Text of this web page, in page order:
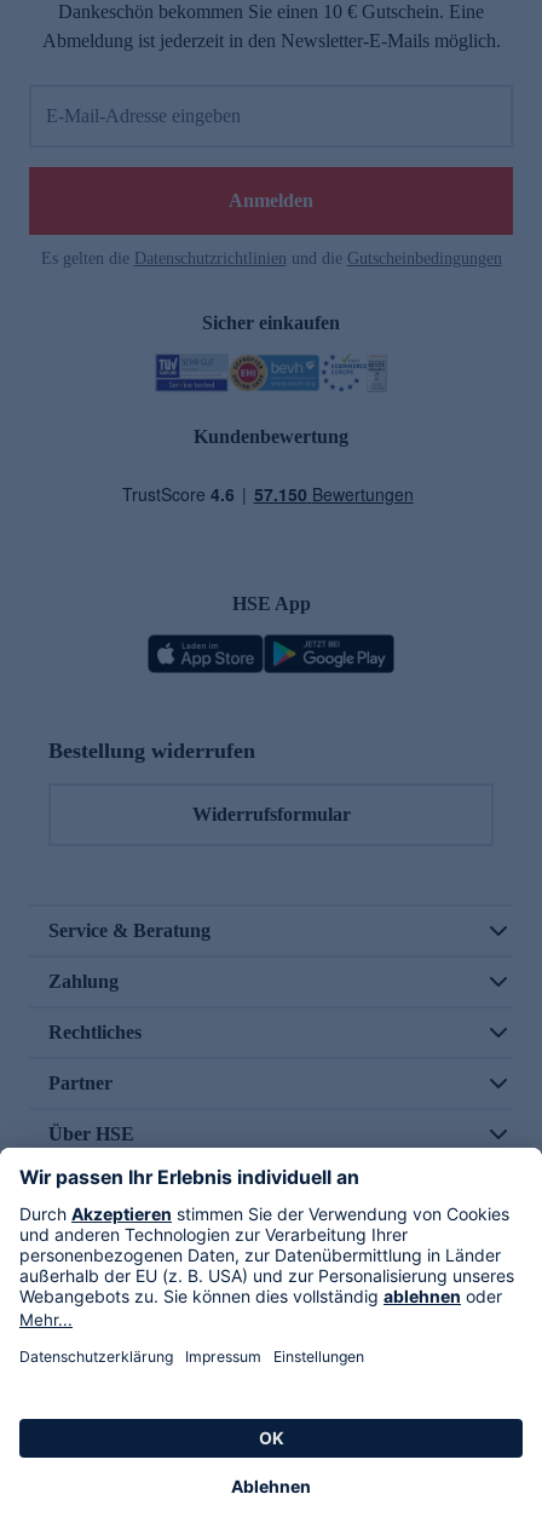
Dankeschön bekommen Sie einen 10 € Gutschein. Eine
Abmeldung ist jederzeit in den Newsletter-E-Mails möglich.
E-Mail-Adresse eingeben
Anmelden
Es gelten die Datenschutzrichtlinien und die Gutscheinbedingungen
Sicher einkaufen
Kundenbewertung
HSE App
Bestellung widerrufen
Widerrufsformular
Service & Beratung
Zahlung
Rechtliches
Partner
Über HSE
Im TV
HSE International